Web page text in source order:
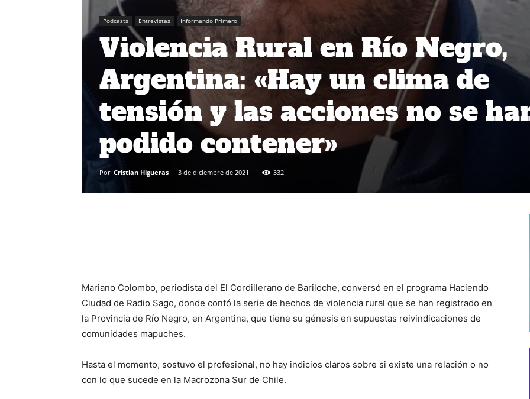
Podcasts Entrevistas Informando Primero
Violencia Rural en Río Negro,
Argentina: «Hay un clima de
tensión y las acciones no se
podido contener»
Por Cristian Higueras - 3 de diciembre de 2021 332
Mariano Colombo, periodista del El Cordillerano de Bariloche, conversó en el programa Haciendo
Ciudad de Radio Sago, donde contó la serie de hechos de violencia rural que se han registrado en
la Provincia de Río Negro, en Argentina, que tiene su génesis en supuestas reivindicaciones de
comunidades mapuches.
Hasta el momento, sostuvo el profesional, no hay indicios claros sobre si existe una relación o no
con lo que sucede en la Macrozona Sur de Chile.